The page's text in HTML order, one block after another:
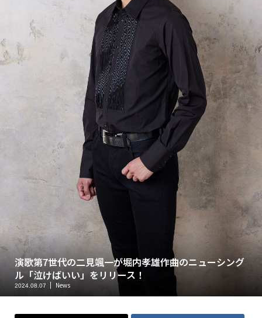
演歌第7世代の二見颯一が堀内孝雄作曲のニューシング
ル「泣けばいい」をリリース！
2024.08.07 News